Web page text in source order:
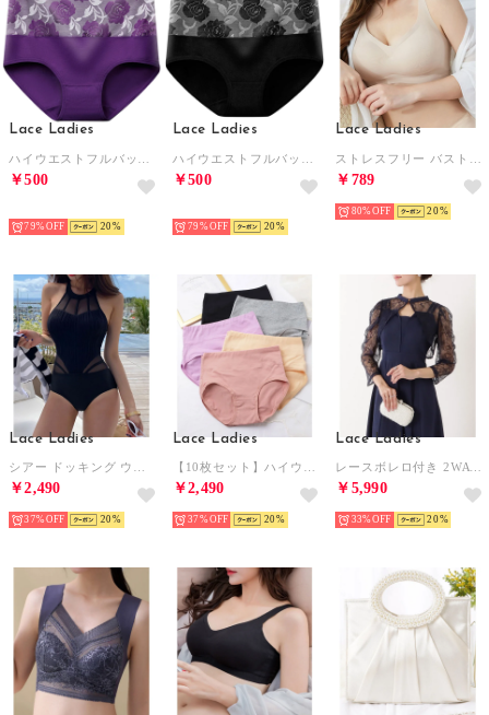
Lace Ladies
￥500
79% 20
Lace Ladies
￥500
79% 20
Lace Ladies
￥789
80% 20
Lace Ladies
￥2,490
37% 20
Lace Ladies
￥2,490
37% 20
Lace Ladies
￥5,990
33% 20